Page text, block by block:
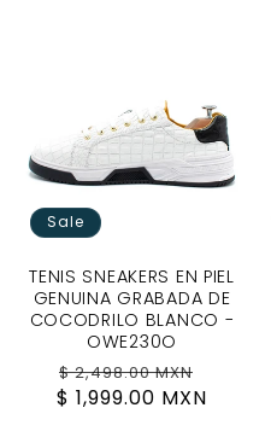
Sale
TENIS SNEAKERS EN PIEL
GENUINA GRABADA DE
COCODRILO BLANCO -
OWE230O
Regular
price
$ 2,498.00 MXN
price
$ 1,999.00 MXN